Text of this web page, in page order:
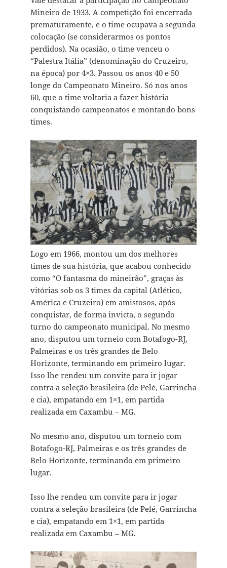
Mineiro de 1933. A competição foi encerrada
prematuramente, e o time ocupava a segunda
colocação (se considerarmos os pontos
perdidos). Na ocasião, o time venceu o
“Palestra Itália” (denominação do Cruzeiro,
na época) por 4×3. Passou os anos 40 e 50
longe do Campeonato Mineiro. Só nos anos
60, que o time voltaria a fazer história
conquistando campeonatos e montando bons
times.
Logo em 1966, montou um dos melhores
times de sua história, que acabou conhecido
como “O fantasma do mineirão”, graças às
vitórias sob os 3 times da capital (Atlético,
América e Cruzeiro) em amistosos, após
conquistar, de forma invicta, o segundo
turno do campeonato municipal. No mesmo
ano, disputou um torneio com Botafogo-RJ,
Palmeiras e os três grandes de Belo
Horizonte, terminando em primeiro lugar.
Isso lhe rendeu um convite para ir jogar
contra a seleção brasileira (de Pelé, Garrincha
e cia), empatando em 1×1, em partida
realizada em Caxambu – MG.
No mesmo ano, disputou um torneio com
Botafogo-RJ, Palmeiras e os três grandes de
Belo Horizonte, terminando em primeiro
lugar.
Isso lhe rendeu um convite para ir jogar
contra a seleção brasileira (de Pelé, Garrincha
e cia), empatando em 1×1, em partida
realizada em Caxambu – MG.